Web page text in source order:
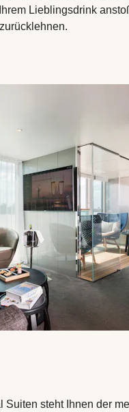
Lieblingsdrink
Suiten steht Ihnen der